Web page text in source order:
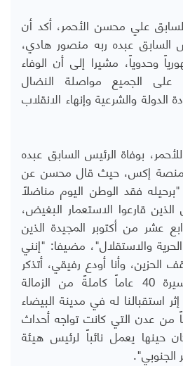
علي محسن الأحمر، أكد أن
السابق عبده ربه منصور هادي،
وحدوياً، مشيرا إلى أن الوفاء
الجميع مواصلة النضال
والشرعية وإنهاء الانقلاب
بوفاة الرئيس السابق عبده
منصة إكس، حيث قال محسن عن
فقد الوطن اليوم مناضلاً
قارعوا الاستعمار البغيض،
عشر من أكتوبر المجيدة الذين
والاستقلال"، مضيفا: "إنني
الحزين، وأنا أودع رفيقي، أتذكر
في صفحات العمر مسيرة 40 عاماً كاملةً من الزمالة
استقبالنا له في مدينة البيضاء
1986م قادماً من عدن التي كانت تواجه أحداث
حينها يعمل نائباً لرئيس هيئة
الجنوبي".